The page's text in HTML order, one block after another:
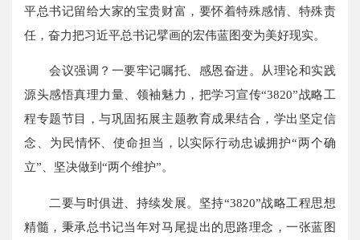
平总书记留给大家的宝贵财富，要怀着特殊感情、特殊责
任，奋力把习近平总书记擘画的宏伟蓝图变为美好现实。
会议强调？一要牢记嘱托、感恩奋进。从理论和实践
源头感悟真理力量、领袖魅力，把学习宣传“3820”战略工
程专题节目，与巩固拓展主题教育成果结合，学出坚定信
念、为民情怀、使命担当，以实际行动忠诚拥护“两个确
立”、坚决做到“两个维护”。
二要与时俱进、持续发展。坚持“3820”战略工程思想
精髓，秉承总书记当年对马尾提出的思路理念，一张蓝图